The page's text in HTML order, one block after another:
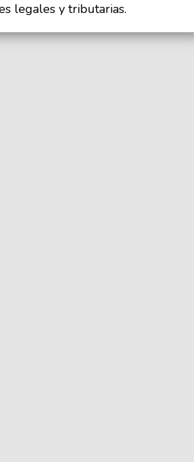
legales y tributarias.